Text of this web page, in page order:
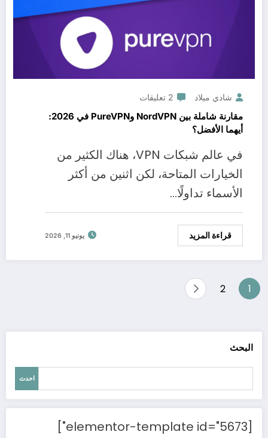
شادي ميلاد 2 تعليقات
مقارنة شاملة بين NordVPN وPureVPN في 2026:
أيهما الأفضل؟
في عالم شبكات VPN، هناك الكثير من
الخيارات المتاحة، لكن اثنين من أكثر
الأسماء تداولًا…
قراءة المزيد يونيو 11, 2026
تعدد
1
2
البحث
احدث
[elementor-template id="5673"]